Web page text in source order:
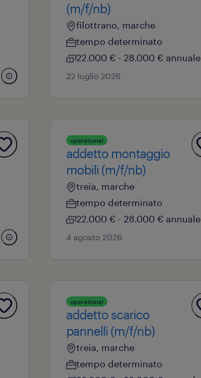
(m/f/nb)
filottrano, marche
tempo determinato
22.000 € - 28.000 € annuale
22 luglio 2026
operational
addetto montaggio
mobili (m/f/nb)
treia, marche
tempo determinato
22.000 € - 28.000 € annuale
4 agosto 2026
operational
addetto scarico
pannelli (m/f/nb)
treia, marche
tempo determinato